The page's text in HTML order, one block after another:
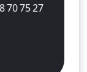
70 75 27